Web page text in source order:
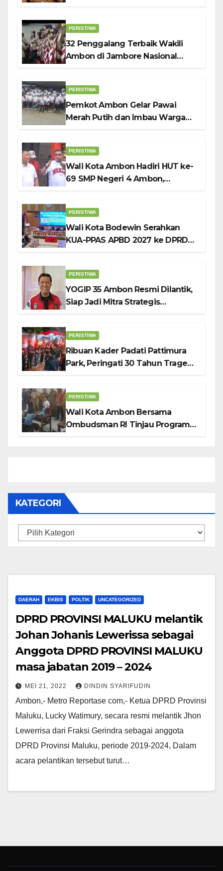
PERISTIWA
32 Penggalang Terbaik Wakili
Ambon di Jambore Nasional
PERISTIWA
Pemkot Ambon Gelar Pawai
Merah Putih dan Imbau Warga
PERISTIWA
Wali Kota Ambon Hadiri HUT ke-
69 SMP Negeri 4 Ambon,
PERISTIWA
Wali Kota Bodewin Serahkan
KUA-PPAS APBD 2027 ke DPRD
PERISTIWA
YOGIP 35 Ambon Resmi Dilantik,
Siap Jadi Mitra Strategis
PERISTIWA
Ribuan Kader Padati Pattimura
Park, Peringati 30 Tahun Tragedi
PERISTIWA
Wali Kota Ambon Bersama
Ombudsman RI Tinjau Program
KATEGORI
Kategori
DAERAH EKBIS POLTIK UNCATEGORIZED
DPRD PROVINSI MALUKU melantik
Johan Johanis Lewerissa sebagai
Anggota DPRD PROVINSI MALUKU
masa jabatan 2019 – 2024
MEI 21, 2022 DINDIN SYARIFUDIN
Ambon,- Metro Reportase com,- Ketua DPRD Provinsi
Maluku, Lucky Watimury, secara resmi melantik Jhon
Lewerrisa dari Fraksi Gerindra sebagai anggota
DPRD Provinsi Maluku, periode 2019-2024, Dalam
acara pelantikan tersebut turut…